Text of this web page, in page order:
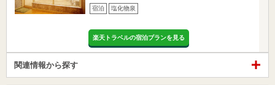
宿泊 塩化物泉
楽天トラベルの宿泊プランを見る
関連情報から探す